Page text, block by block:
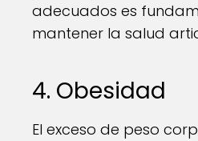
adecuados es
mantener la salud
4. Obesidad
El exceso de peso